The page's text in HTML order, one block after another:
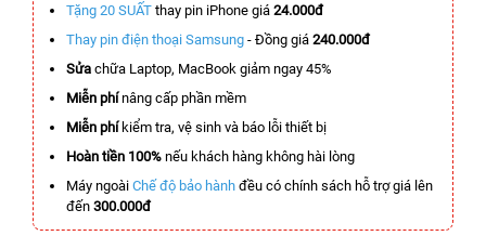
Tặng 20 SUẤT thay pin iPhone giá 24.000đ
Thay pin điện thoại Samsung - Đồng giá 240.000đ
Sửa chữa Laptop, MacBook giảm ngay 45%
Miễn phínâng cấp phần mềm
Miễn phíkiểm tra, vệ sinh và báo lỗi thiết bị
Hoàn tiền 100% nếu khách hàng không hài lòng
Máy ngoài Chế độ bảo hành đều có chính sách hỗ trợ giá lên
đến 300.000đ